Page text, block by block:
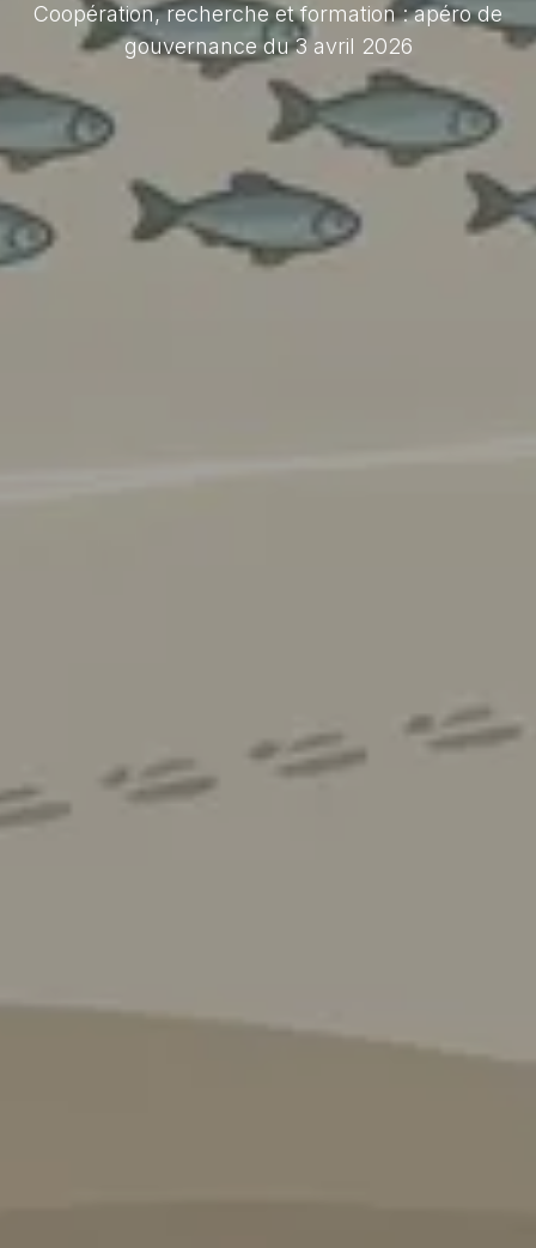
Coopération, recherche et formation : apéro de
gouvernance du 3 avril 2026